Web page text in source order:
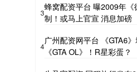
3
蜂窝配资平台 曝2009年
制！或马上官宣 消息加磅
4
广州配资网平台 《GTA6
《GTA OL》！R星彩蛋？